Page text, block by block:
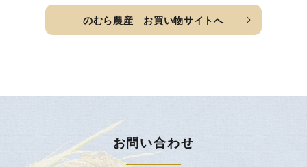
のむら農産 お買い物サイトへ
お問い合わせ